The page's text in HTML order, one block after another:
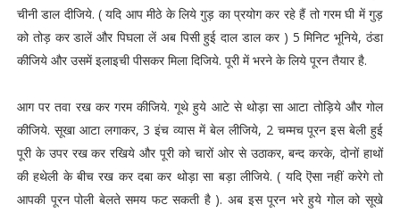
चीनी डाल दीजिये. ( यदि आप मीठे के लिये गुड़ का प्रयोग कर रहे हैं तो गरम घी में गुड़
को तोड़ कर डालें और पिघला लें अब पिसी हुई दाल डाल कर ) 5 मिनिट भूनिये, ठंडा
कीजिये और उसमें इलाइची पीसकर मिला दिजिये. पूरी में भरने के लिये पूरन तैयार है.
आग पर तवा रख कर गरम कीजिये. गूथे हुये आटे से थोड़ा सा आटा तोड़िये और गोल
कीजिये. सूखा आटा लगाकर, 3 इंच व्यास में बेल लीजिये, 2 चम्मच पूरन इस बेली हुई
पूरी के उपर रख कर रखिये और पूरी को चारों ओर से उठाकर, बन्द करके, दोनों हाथों
की हथेली के बीच रख कर दबा कर थोड़ा सा बड़ा लीजिये. ( यदि ऎसा नहीं करेगे तो
आपकी पूरन पोली बेलते समय फट सकती है ). अब इस पूरन भरे हुये गोल को सूखे